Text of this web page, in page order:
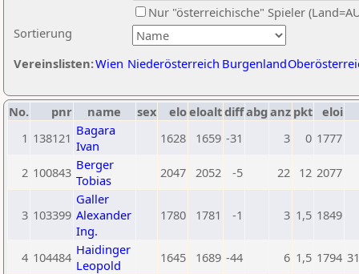
Sortierung
Nur "österreichische" Spieler
Vereinslisten:Wien Niederösterreich Burgenland
No. pnr name sex eloeloaltdiffabg anz pkt eloi
1 138121 Bagara
Ivan
1628 1659 -31 3 0 1777
2 100843 Berger
Tobias
2047 2052 -5 22 12 2077
3 103399
Galler
Alexander
Ing.
1780 1781 -1 3 1,5 1849
4 104484 Haidinger
Leopold
1645 1689 -44 6 1,5 1794